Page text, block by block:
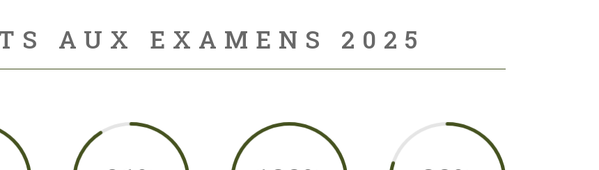
AUX EXAMENS 2025